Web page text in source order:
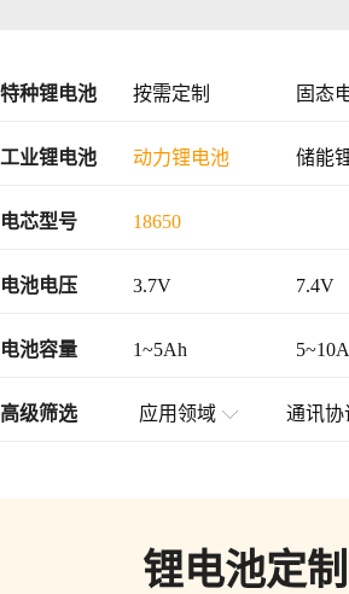
特种锂电池 按需定制 固态
工业锂电池 动力锂电池 储能
48V锂电池
电芯型号 18650
电池电压 3.7V 7.4V
电池容量 1~5Ah
高级筛选 应用领域 通讯协
锂电池定制